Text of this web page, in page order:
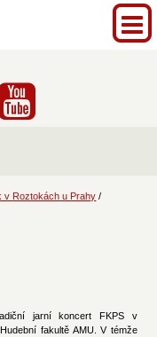
v Roztokách u Prahy /
jarní koncert FKPS v
fakultě AMU. V témže